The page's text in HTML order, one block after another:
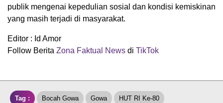
publik mengenai kepedulian sosial dan kondisi kemiskinan
yang masih terjadi di masyarakat.
Editor : Id Amor
Follow Berita Zona Faktual News di TikTok
Tag : Bocah Gowa Gowa HUT RI Ke-80